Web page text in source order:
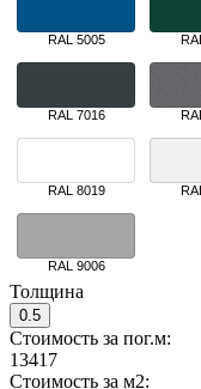
RAL 5005
RAL 7016
RAL 8019
RAL 9006
Толщина
0.5
Стоимость за пог.м:
13417
Стоимость за м2: